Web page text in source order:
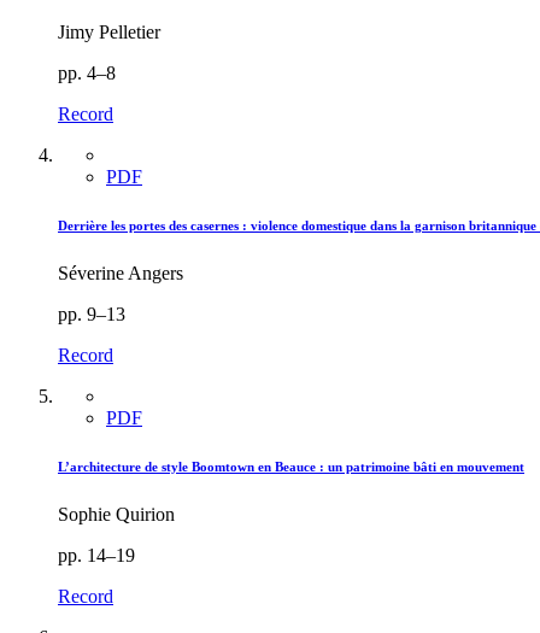
Jimy Pelletier
pp. 4–8
Record
PDF
Derrière les portes des casernes : violence domestique dans la garnison britannique
Séverine Angers
pp. 9–13
Record
PDF
L’architecture de style Boomtown en Beauce : un patrimoine bâti en mouvement
Sophie Quirion
pp. 14–19
Record